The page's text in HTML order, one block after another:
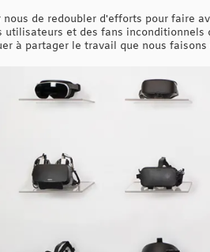
nous de redoubler d'efforts pour faire
utilisateurs et des fans
à partager le travail que nous